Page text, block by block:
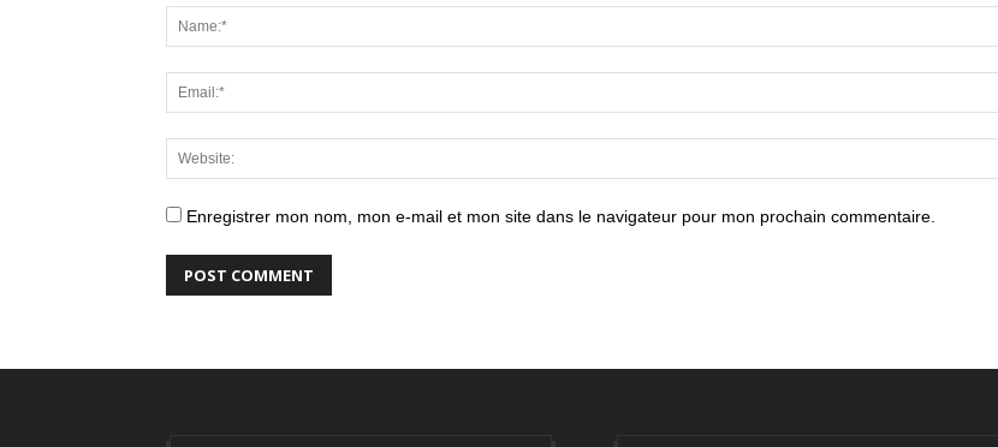
Enregistrer mon nom, mon e-mail et mon site dans le navigateur pour mon prochain commentaire.